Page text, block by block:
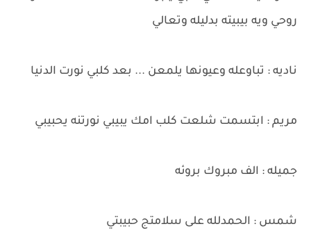
روحي ويه بيبيته بدليله وتعالي
ناديه : تباوعله وعيونها يلمعن ... بعد كلبي نورت الدنيا
مريم : ابتسمت شلعت كلب امك يبيبي نورتنه يحبيبي
جميله : الف مبروك بروئه
شمس : الحمدلله على سلامتج حبيبتي